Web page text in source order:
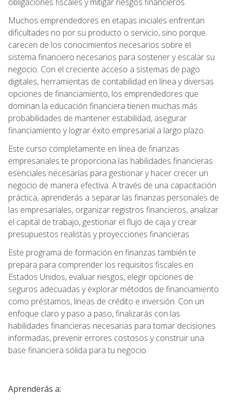
Muchos emprendedores en etapas iniciales enfrentan
dificultades no por su producto o servicio, sino porque
carecen de los conocimientos necesarios sobre el
sistema financiero necesarios para sostener y escalar su
negocio. Con el creciente acceso a sistemas de pago
digitales, herramientas de contabilidad en línea y diversas
opciones de financiamiento, los emprendedores que
dominan la educación financiera tienen muchas más
probabilidades de mantener estabilidad, asegurar
financiamiento y lograr éxito empresarial a largo plazo.
Este curso completamente en línea de finanzas
empresariales te proporciona las habilidades financieras
esenciales necesarias para gestionar y hacer crecer un
negocio de manera efectiva. A través de una capacitación
práctica, aprenderás a separar las finanzas personales de
las empresariales, organizar registros financieros, analizar
el capital de trabajo, gestionar el flujo de caja y crear
presupuestos realistas y proyecciones financieras.
Este programa de formación en finanzas también te
prepara para comprender los requisitos fiscales en
Estados Unidos, evaluar riesgos, elegir opciones de
seguros adecuadas y explorar métodos de financiamiento
como préstamos, líneas de crédito e inversión. Con un
enfoque claro y paso a paso, finalizarás con las
habilidades financieras necesarias para tomar decisiones
informadas, prevenir errores costosos y construir una
base financiera sólida para tu negocio.
Aprenderás a: